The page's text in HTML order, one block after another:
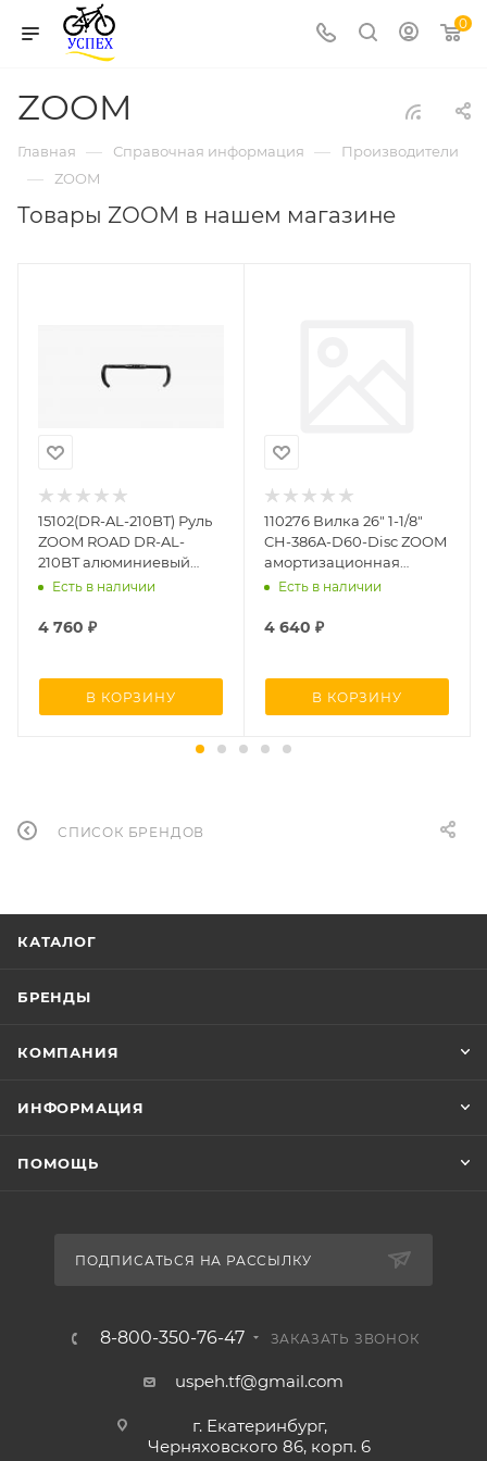
0
ZOOM
Главная — Справочная информация — Производители
— ZOOM
Товары ZOOM в нашем магазине
15102(DR-AL-210BT) Руль
ZOOM ROAD DR-AL-
210BT алюминиевый
баттированный, посадка
Есть в наличии
4 760 ₽
В КОРЗИНУ
110276 Вилка 26" 1-1/8"
CH-386A-D60-Disc ZOOM
амортизационная
безрезьбовая
230 мм
Есть в наличии
4 640 ₽
В КОРЗИНУ
СПИСОК БРЕНДОВ
КАТАЛОГ
БРЕНДЫ
КОМПАНИЯ
ИНФОРМАЦИЯ
ПОМОЩЬ
ПОДПИСАТЬСЯ НА РАССЫЛКУ
8-800-350-76-47 ЗАКАЗАТЬ ЗВОНОК
uspeh.tf@gmail.com
г. Екатеринбург,
Черняховского 86, корп. 6​